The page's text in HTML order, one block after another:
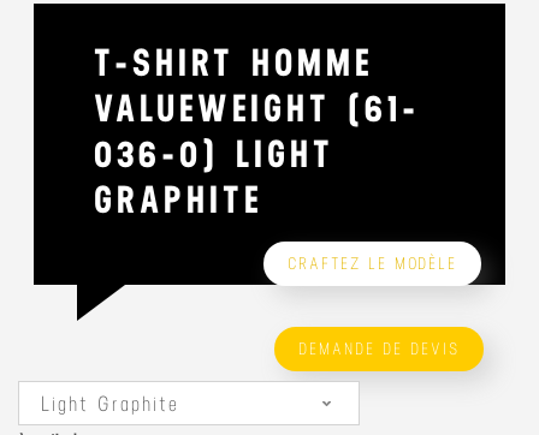
T-SHIRT HOMME
VALUEWEIGHT (61-
036-0) LIGHT
GRAPHITE
CRAFTEZ LE MODÈLE
DEMANDE DE DEVIS
Light Graphite